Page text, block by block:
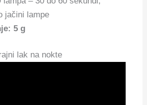
jačini lampe
5 g
lak na nokte